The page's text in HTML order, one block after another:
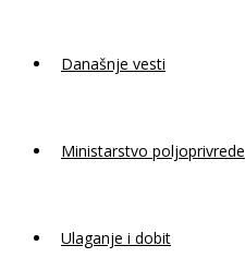
Današnje vesti
Ministarstvo poljoprivrede
Ulaganje i dobit